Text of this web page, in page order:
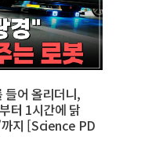
들어 올리더니,
터 1시간에 닭
까지 [Science PD